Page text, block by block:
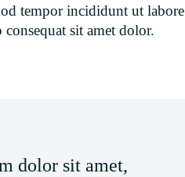
tempor incididunt ut
sit amet dolor.
dolor sit amet,